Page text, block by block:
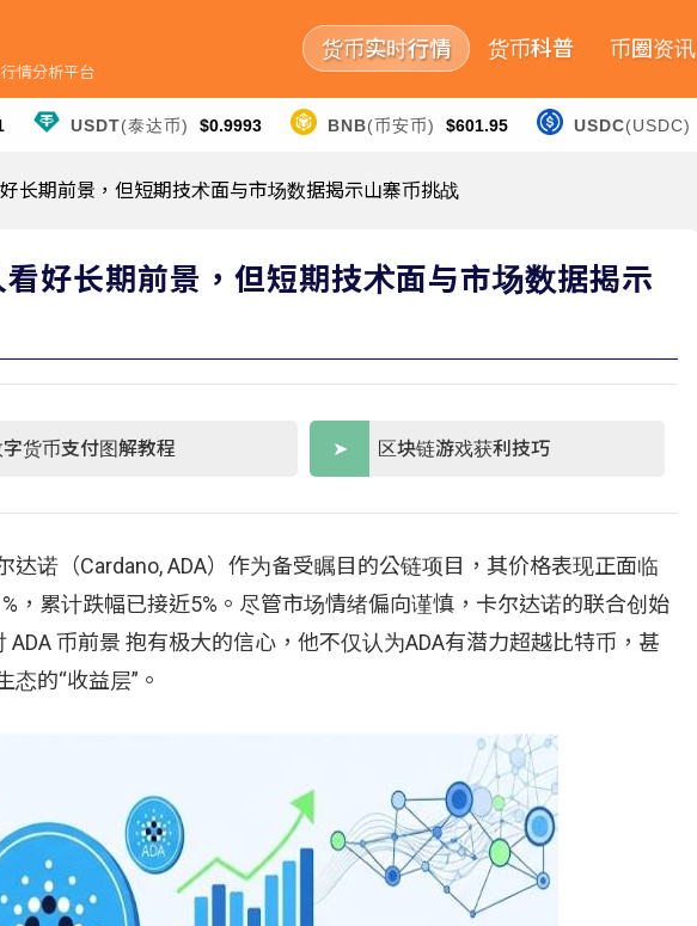
情分析平台
货币实时行情 货币科普 币圈资讯
USDT(泰达币) $0.9993 BNB(币安币) $601.95 USDC(USDC)
长期前景，但短期技术面与市场数据揭示山寨币挑战
好长期前景，但短期技术面与市场数据揭示
货币支付图解教程 区块链游戏获利技巧
诺（Cardano, ADA）作为备受瞩目的公链项目，其价格表现正面临
，累计跌幅已接近5%。尽管市场情绪偏向谨慎，卡尔达诺的联合创始
币前景 抱有极大的信心，他不仅认为ADA有潜力超越比特币，甚
的“收益层”。